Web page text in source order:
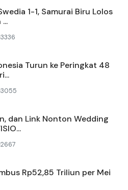
1-1, Samurai Biru Lolos
Turun ke Peringkat 48
dan Link Nonton Wedding
Rp52,85 Triliun per Mei